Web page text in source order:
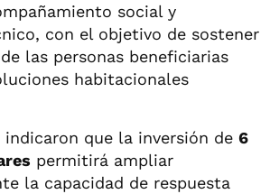
social y
con el objetivo de sostener
las personas beneficiarias
habitacionales
indicaron que la inversión de 6
permitirá ampliar
la capacidad de respuesta